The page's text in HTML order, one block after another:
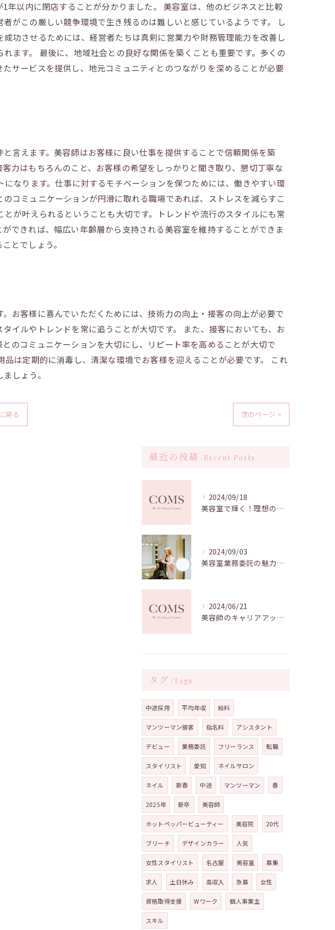
年以内に閉店することが分かりました。 美容室は、他のビジネスと比較
がこの厳しい競争環境で生き残るのは難しいと感じているようです。 し
功させるためには、経営者たちは真剣に営業力や財務管理能力を改善し
ます。 最後に、地域社会との良好な関係を築くことも重要です。多くの
サービスを提供し、地元コミュニティとのつながりを深めることが必要
言えます。美容師はお客様に良い仕事を提供することで信頼関係を築
力はもちろんのこと、お客様の希望をしっかりと聞き取り、懇切丁寧な
なります。仕事に対するモチベーションを保つためには、働きやすい環
コミュニケーションが円滑に取れる職場であれば、ストレスを減らすこ
が叶えられるということも大切です。トレンドや流行のスタイルにも常
できれば、幅広い年齢層から支持される美容室を維持することができま
とでしょう。
お客様に喜んでいただくためには、技術力の向上・接客の向上が必要で
イルやトレンドを常に追うことが大切です。 また、接客においても、お
のコミュニケーションを大切にし、リピート率を高めることが大切で
は定期的に消毒し、清潔な環境でお客様を迎えることが必要です。 これ
しょう。
戻る 次のページ >
最近の投稿 Recent Posts
2024/09/18
美容室で輝く！理想のスタイリストへの道
2024/09/03
美容室業務委託の魅力と成功の秘訣：自由な働き方を実現する
2024/06/21
美容師のキャリアアップの可能性とは？幅広い活躍の場を得る方法
タグ Tags
中途採用 平均年収 給料
マンツーマン接客 指名料 アシスタント
デビュー 業務委託 フリーランス 転職
スタイリスト 愛知 ネイルサロン
ネイル 新春 中途 マンツーマン 春
2025年 新卒 美容師
ホットペッパービューティー 美容院 20代
ブリーチ デザインカラー 人気
女性スタイリスト 名古屋 美容室 募集
求人 土日休み 高収入 急募 女性
資格取得支援 Wワーク 個人事業主
スキル